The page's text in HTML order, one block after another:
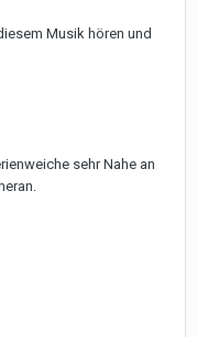
Musik hören und
sehr Nahe an